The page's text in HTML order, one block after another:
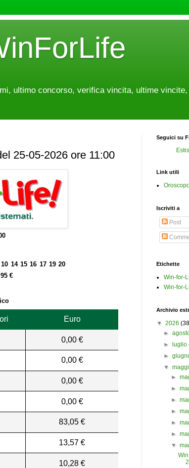
ultimo concorso, verifica vincita, ultime
25-05-2026 ore 11:00
14 15 16 17 19 20
€
Euro
0,00 €
0,00 €
0,00 €
0,00 €
83,05 €
13,57 €
10,28 €
Seguici su
Link utili
Iscriviti a
Post
Etichette
Win-for-
Win-for-
Archivio
▼ 2026
►
►
luglio
►
▼
►
►
►
►
►
►
▼